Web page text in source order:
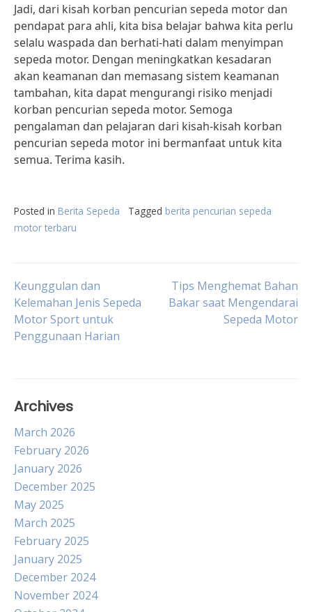
Jadi, dari kisah korban pencurian sepeda motor dan
pendapat para ahli, kita bisa belajar bahwa kita perlu
selalu waspada dan berhati-hati dalam menyimpan
sepeda motor. Dengan meningkatkan kesadaran
akan keamanan dan memasang sistem keamanan
tambahan, kita dapat mengurangi risiko menjadi
korban pencurian sepeda motor. Semoga
pengalaman dan pelajaran dari kisah-kisah korban
pencurian sepeda motor ini bermanfaat untuk kita
semua. Terima kasih.
Posted in Berita Sepeda Tagged berita pencurian sepeda
motor terbaru
Post
navigation
Keunggulan dan
Kelemahan Jenis Sepeda
Motor Sport untuk
Penggunaan Harian
Tips Menghemat Bahan
Bakar saat Mengendarai
Sepeda Motor
Archives
March 2026
February 2026
January 2026
December 2025
May 2025
March 2025
February 2025
January 2025
December 2024
November 2024